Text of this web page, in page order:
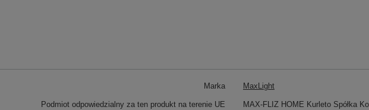
Marka MaxLight
Podmiot odpowiedzialny za ten produkt na terenie UE MAX-FLIZ HOME Kurleto Spółka